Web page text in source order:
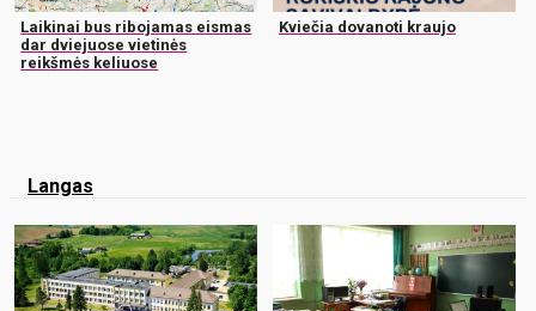
Laikinai bus ribojamas eismas
dar dviejuose vietinės
reikšmės keliuose
Kviečia dovanoti kraujo
Langas